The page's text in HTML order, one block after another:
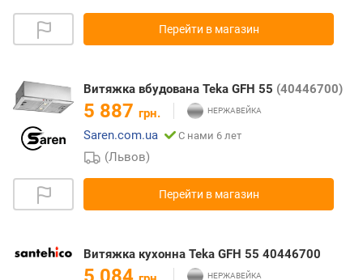
Перейти в магазин
Витяжка вбудована Teka GFH 55 (40446700)
5 887 грн.
Saren.com.ua
С нами 6 лет
(Львов)
Перейти в магазин
Витяжка кухонна Teka GFH 55 40446700